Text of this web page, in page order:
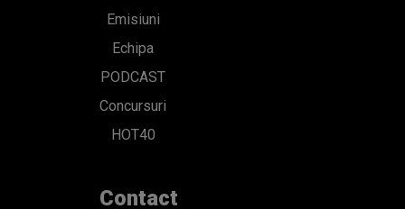
Emisiuni
Echipa
PODCAST
Concursuri
HOT40
Contact